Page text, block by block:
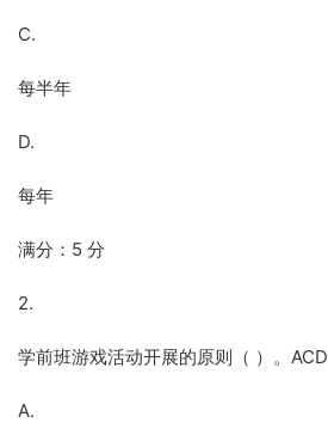
C.
每半年
D.
每年
满分：5 分
2.
学前班游戏活动开展的原则（ ）。ACD
A.